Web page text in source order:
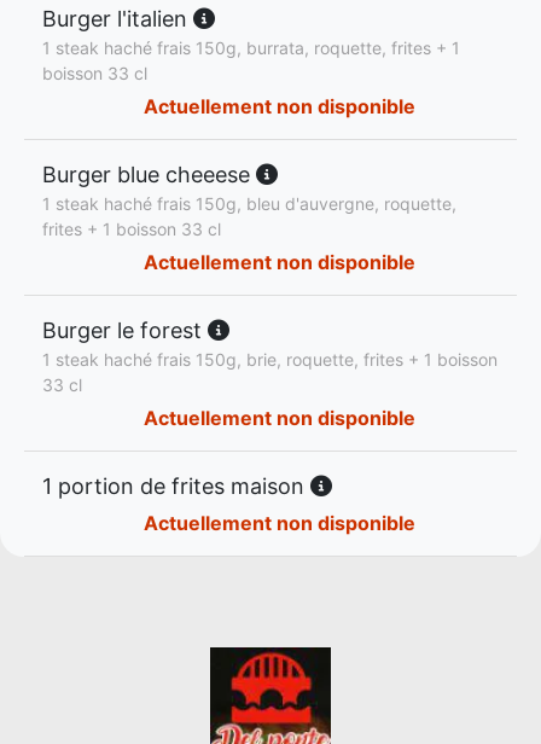
Burger l'italien
1 steak haché frais 150g, burrata, roquette, frites + 1
boisson 33 cl
Actuellement non disponible
Burger blue cheeese
1 steak haché frais 150g, bleu d'auvergne, roquette,
frites + 1 boisson 33 cl
Actuellement non disponible
Burger le forest
1 steak haché frais 150g, brie, roquette, frites + 1 boisson
33 cl
Actuellement non disponible
1 portion de frites maison
Actuellement non disponible